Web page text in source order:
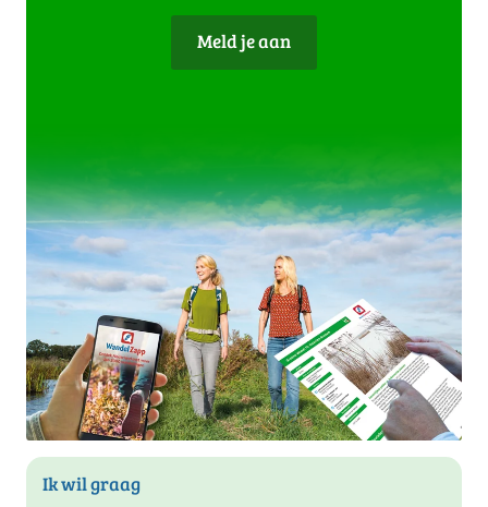
Meld je aan
Ik wil graag